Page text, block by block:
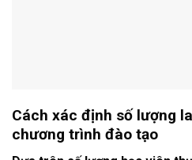
Cách xác định số lượng
chương trình đào tạo